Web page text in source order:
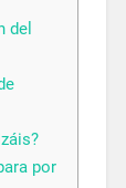
del
por